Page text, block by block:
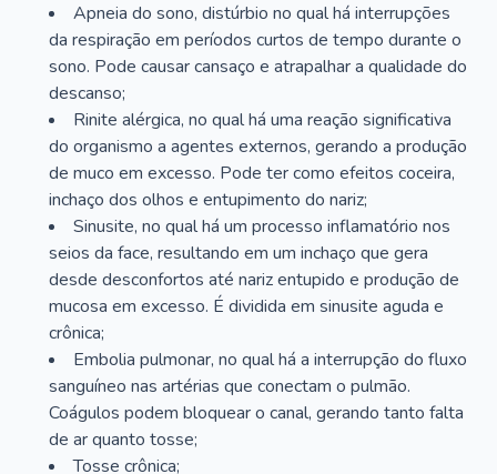
Apneia do sono, distúrbio no qual há interrupções
da respiração em períodos curtos de tempo durante o
sono. Pode causar cansaço e atrapalhar a qualidade do
descanso;
Rinite alérgica, no qual há uma reação significativa
do organismo a agentes externos, gerando a produção
de muco em excesso. Pode ter como efeitos coceira,
inchaço dos olhos e entupimento do nariz;
Sinusite, no qual há um processo inflamatório nos
seios da face, resultando em um inchaço que gera
desde desconfortos até nariz entupido e produção de
mucosa em excesso. É dividida em sinusite aguda e
crônica;
Embolia pulmonar, no qual há a interrupção do fluxo
sanguíneo nas artérias que conectam o pulmão.
Coágulos podem bloquear o canal, gerando tanto falta
de ar quanto tosse;
Tosse crônica;